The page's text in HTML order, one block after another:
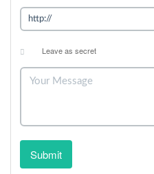
Leave as secret
Submit